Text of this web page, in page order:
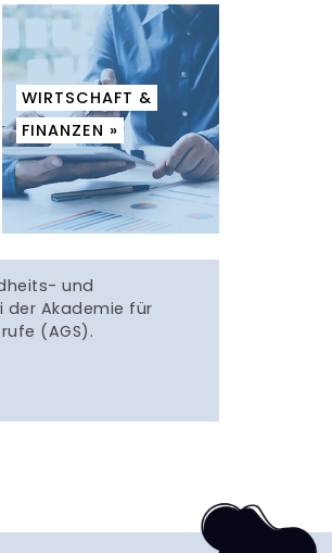
WIRTSCHAFT &
FINANZEN »
und
der Akademie für
(AGS).